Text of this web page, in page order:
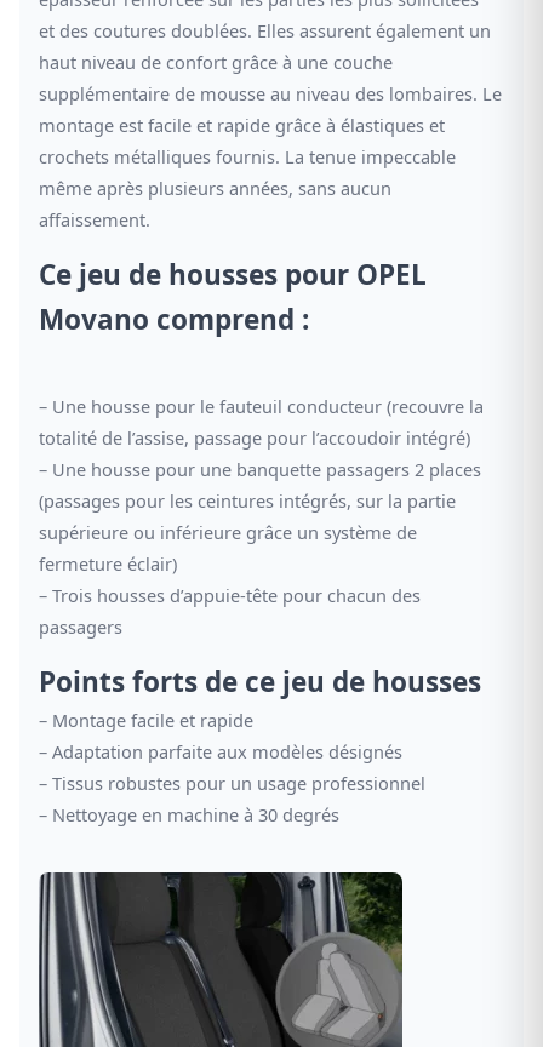
et des coutures doublées. Elles assurent également un
haut niveau de confort grâce à une couche
supplémentaire de mousse au niveau des lombaires. Le
montage est facile et rapide grâce à élastiques et
crochets métalliques fournis. La tenue impeccable
même après plusieurs années, sans aucun
affaissement.
Ce jeu de housses pour OPEL
Movano comprend :
– Une housse pour le fauteuil conducteur (recouvre la
totalité de l’assise, passage pour l’accoudoir intégré)
– Une housse pour une banquette passagers 2 places
(passages pour les ceintures intégrés, sur la partie
supérieure ou inférieure grâce un système de
fermeture éclair)
– Trois housses d’appuie-tête pour chacun des
passagers
Points forts de ce jeu de housses
– Montage facile et rapide
– Adaptation parfaite aux modèles désignés
– Tissus robustes pour un usage professionnel
– Nettoyage en machine à 30 degrés